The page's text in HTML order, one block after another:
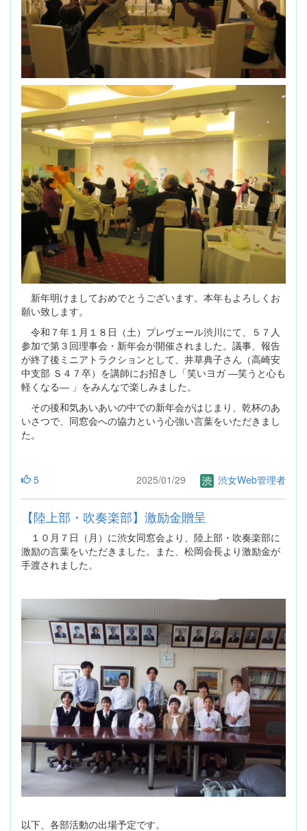
新年明けましておめでとうございます。本年もよろしくお
願い致します。
令和７年１月１８日（土）プレヴェール渋川にて、５７人
参加で第３回理事会・新年会が開催されました。議事、報告
が終了後ミニアトラクションとして、井草典子さん（高崎安
中支部 Ｓ４７卒）を講師にお招きし「笑いヨガ ―笑うと心も
軽くなる― 」をみんなで楽しみました。
その後和気あいあいの中での新年会がはじまり、乾杯のあ
いさつで、同窓会への協力という心強い言葉をいただきまし
た。
5 2025/01/29 渋女Web管理者
【陸上部・吹奏楽部】激励金贈呈
１０月７日（月）に渋女同窓会より、陸上部・吹奏楽部に
激励の言葉をいただきました。また、松岡会長より激励金が
手渡されました。
以下、各部活動の出場予定です。